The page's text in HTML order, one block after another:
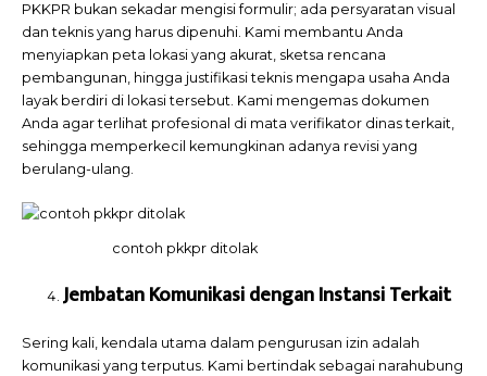
PKKPR bukan sekadar mengisi formulir; ada persyaratan visual
dan teknis yang harus dipenuhi. Kami membantu Anda
menyiapkan peta lokasi yang akurat, sketsa rencana
pembangunan, hingga justifikasi teknis mengapa usaha Anda
layak berdiri di lokasi tersebut. Kami mengemas dokumen
Anda agar terlihat profesional di mata verifikator dinas terkait,
sehingga memperkecil kemungkinan adanya revisi yang
berulang-ulang.
contoh pkkpr ditolak
Jembatan Komunikasi dengan Instansi Terkait
Sering kali, kendala utama dalam pengurusan izin adalah
komunikasi yang terputus. Kami bertindak sebagai narahubung